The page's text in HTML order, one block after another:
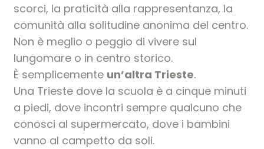
scorci, la praticità alla rappresentanza, la
comunità alla solitudine anonima del centro.
Non è meglio o peggio di vivere sul
lungomare o in centro storico.
È semplicemente un’altra Trieste.
Una Trieste dove la scuola è a cinque minuti
a piedi, dove incontri sempre qualcuno che
conosci al supermercato, dove i bambini
vanno al campetto da soli.